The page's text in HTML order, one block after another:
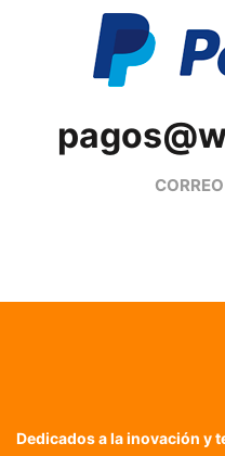
Dedicados a la inovación y